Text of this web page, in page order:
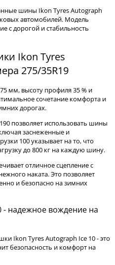
шины Ikon Tyres Autograph
автомобилей. Модель
с дорогой и стабильность
Ikon Tyres
275/35R19
мм, высоту профиля 35 % и
сочетание комфорта и
дорогах.
позволяет использовать шины
заснеженные и
100 указывает на то, что
до 800 кг на каждую шину.
отличное сцепление с
наката. Это позволяет
и безопасно на зимних
- надежное вождение на
Ikon Tyres Autograph Ice 10 - это
безопасность и комфорт на